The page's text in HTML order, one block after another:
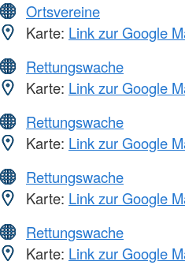
Ortsvereine
Karte: Link zur Google
Rettungswache
Karte: Link zur Google
Rettungswache
Karte: Link zur Google
Rettungswache
Karte: Link zur Google
Rettungswache
Karte: Link zur Google